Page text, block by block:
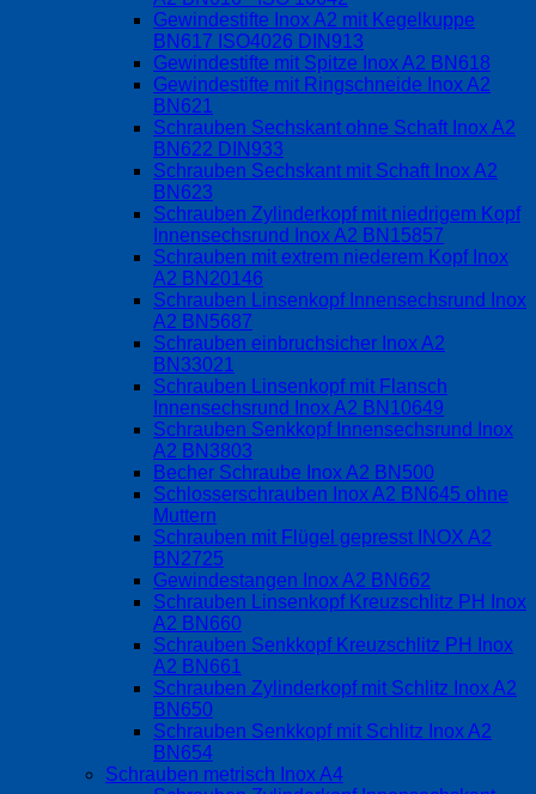
Gewindestifte Inox A2 mit Kegelkuppe
BN617 ISO4026 DIN913
Gewindestifte mit Spitze Inox A2 BN618
Gewindestifte mit Ringschneide Inox A2
BN621
Schrauben Sechskant ohne Schaft Inox A2
BN622 DIN933
Schrauben Sechskant mit Schaft Inox A2
BN623
Schrauben Zylinderkopf mit niedrigem Kopf
Innensechsrund Inox A2 BN15857
Schrauben mit extrem niederem Kopf Inox
A2 BN20146
Schrauben Linsenkopf Innensechsrund Inox
A2 BN5687
Schrauben einbruchsicher Inox A2
BN33021
Schrauben Linsenkopf mit Flansch
Innensechsrund Inox A2 BN10649
Schrauben Senkkopf Innensechsrund Inox
A2 BN3803
Becher Schraube Inox A2 BN500
Schlosserschrauben Inox A2 BN645 ohne
Muttern
Schrauben mit Flügel gepresst INOX A2
BN2725
Gewindestangen Inox A2 BN662
Schrauben Linsenkopf Kreuzschlitz PH Inox
A2 BN660
Schrauben Senkkopf Kreuzschlitz PH Inox
A2 BN661
Schrauben Zylinderkopf mit Schlitz Inox A2
BN650
Schrauben Senkkopf mit Schlitz Inox A2
BN654
Schrauben metrisch Inox A4